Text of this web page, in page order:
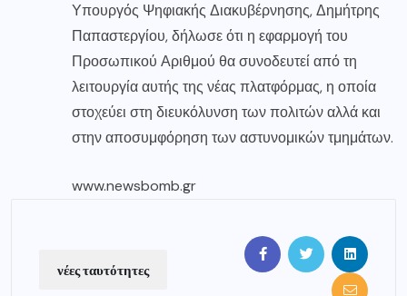
Υπουργός Ψηφιακής Διακυβέρνησης, Δημήτρης
Παπαστεργίου, δήλωσε ότι η εφαρμογή του
Προσωπικού Αριθμού θα συνοδευτεί από τη
λειτουργία αυτής της νέας πλατφόρμας, η οποία
στοχεύει στη διευκόλυνση των πολιτών αλλά και
στην αποσυμφόρηση των αστυνομικών τμημάτων.
www.newsbomb.gr
νέες ταυτότητες